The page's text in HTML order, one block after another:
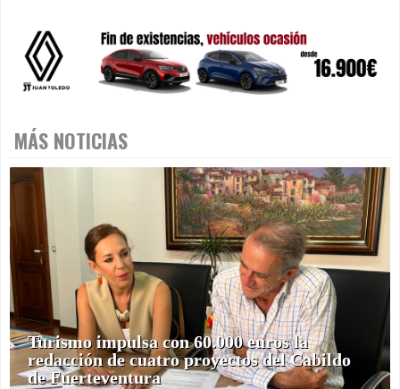
MÁS NOTICIAS
Turismo impulsa con 60.000 euros la
redacción de cuatro proyectos del Cabildo
de Fuerteventura